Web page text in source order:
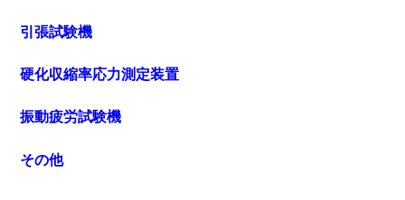
引張試験機
硬化収縮率応力測定装置
振動疲労試験機
その他